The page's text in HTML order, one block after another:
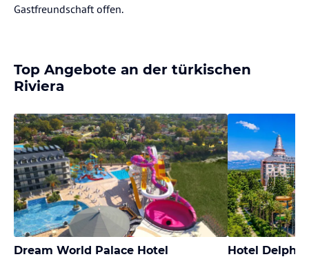
Gastfreundschaft offen.
Top Angebote an der türkischen
Riviera
Dream World Palace Hotel Hotel